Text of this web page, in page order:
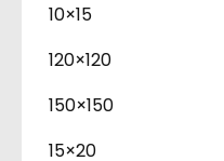
10×15
120×120
150×150
15×20